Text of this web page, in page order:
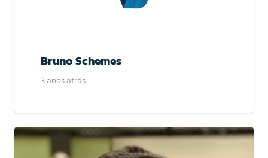
Bruno Schemes
3 anos atrás